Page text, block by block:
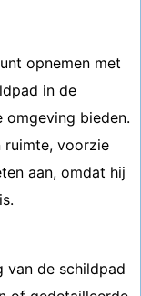
opnemen met
in de
bieden.
ruimte, voorzie
aan, omdat hij
van de schildpad